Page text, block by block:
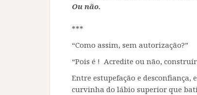
Ou não.
***
“Como assim, sem autorização?”
“Pois é ! Acredite ou não,
Entre estupefação e desconfiança,
curvinha do lábio superior que